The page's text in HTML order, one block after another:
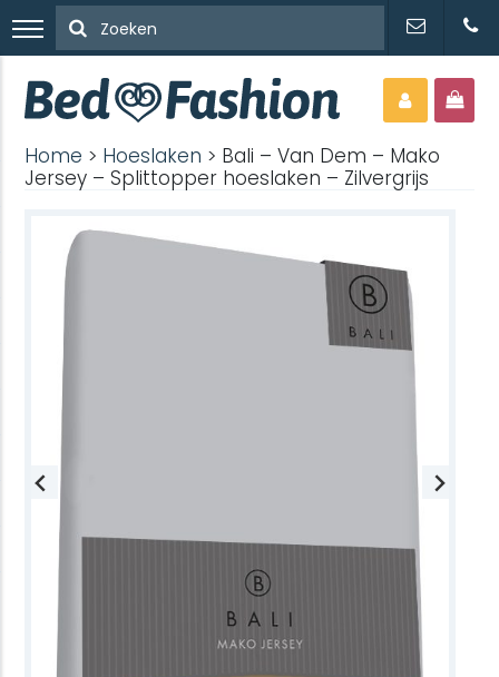
Home > Hoeslaken > Bali – Van Dem – Mako
Jersey – Splittopper hoeslaken – Zilvergrijs